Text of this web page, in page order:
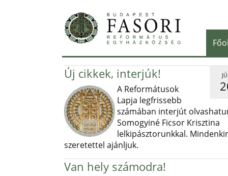
Új cikkek, interjúk!
A Reformátusok
Lapja legfrissebb
számában interjút
Somogyiné Ficsor Krisztina
lelkipásztorunkkal.
szeretettel ajánljuk.
Van hely számodra!